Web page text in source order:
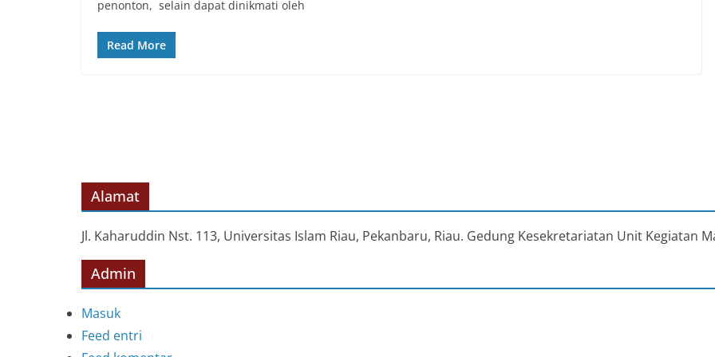
penonton, selain dapat dinikmati oleh
Read More
Alamat
Jl. Kaharuddin Nst. 113, Universitas Islam Riau, Pekanbaru, Riau. Gedung Kesekretariatan Unit Kegiatan
Admin
Masuk
Feed entri